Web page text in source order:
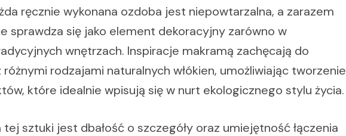
ręcznie wykonana ozdoba jest niepowtarzalna, a zarazem
sprawdza się jako element dekoracyjny zarówno w
wnętrzach. Inspiracje makramą zachęcają do
rodzajami naturalnych włókien, umożliwiając tworzenie
które idealnie wpisują się w nurt ekologicznego stylu życia.
sztuki jest dbałość o szczegóły oraz umiejętność łączenia